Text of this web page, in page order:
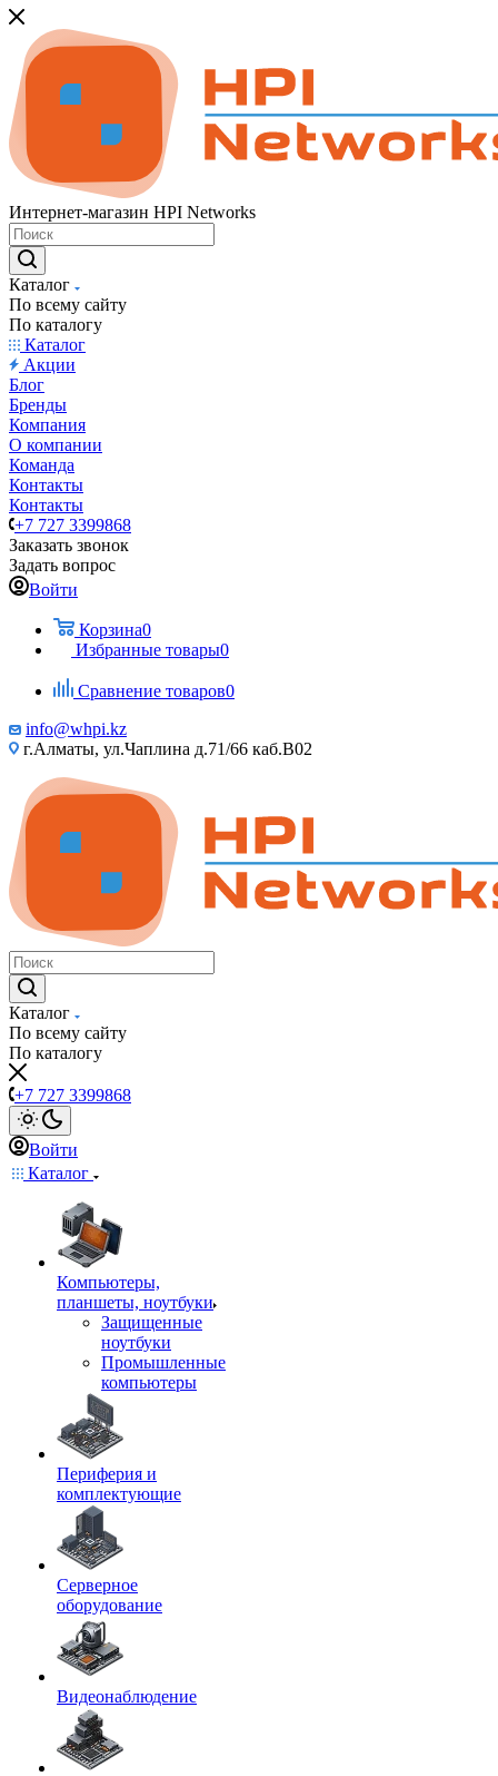
Интернет-магазин HPI Networks
Каталог
По всему сайту
По каталогу
Каталог
Акции
Блог
Бренды
Компания
О компании
Команда
Контакты
Контакты
+7 727 3399868
Заказать звонок
Задать вопрос
Войти
Корзина0
Избранные товары0
Сравнение товаров0
info@whpi.kz
г.Алматы, ул.Чаплина д.71/66 каб.B02
Каталог
По всему сайту
По каталогу
+7 727 3399868
Войти
Каталог
Компьютеры,
планшеты, ноутбуки
Защищенные
ноутбуки
Промышленные
компьютеры
Периферия и
комплектующие
Серверное
оборудование
Видеонаблюдение